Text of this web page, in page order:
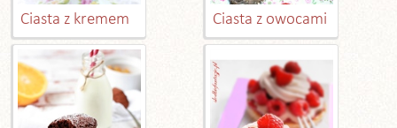
Ciasta z kremem Ciasta z owocami